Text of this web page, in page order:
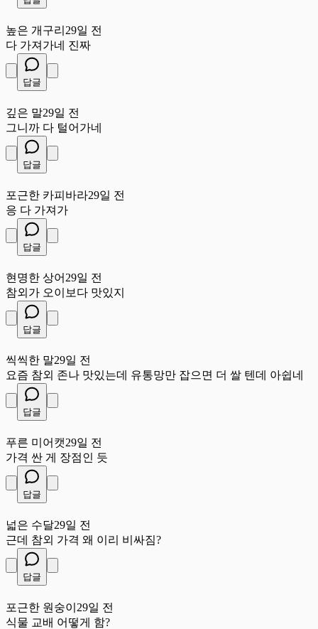
높은 개구리 29일 전
다 가져가네 진짜
답글
깊은 말29일 전
그니까 다 털어가네
답글
포근한 카피바라29일 전
응 다 가져가
답글
현명한 상어 29일 전
참외가 오이보다 맛있지
답글
씩씩한 말29일 전
요즘 참외 존나 맛있는데 유통망만 잡으면 더 쌀 텐데 아쉽네
답글
푸른 미어캣29일 전
가격 싼 게 장점인 듯
답글
넓은 수달29일 전
근데 참외 가격 왜 이리 비싸짐?
답글
포근한 원숭이 29일 전
식물 교배 어떻게 함?